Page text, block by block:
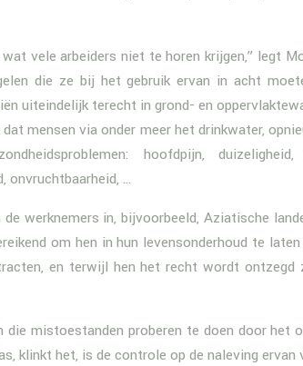
vele arbeiders niet te horen krijgen,” legt
die ze bij het gebruik ervan in acht
uiteindelijk terecht in grond- en
mensen via onder meer het drinkwater,
hoofdpijn, duizeligheid,
onvruchtbaarheid, …
werknemers in, bijvoorbeeld, Aziatische
om hen in hun levensonderhoud te
en terwijl hen het recht wordt ontzegd
mistoestanden proberen te doen door het
klinkt het, is de controle op de naleving ervan